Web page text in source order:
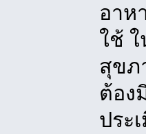
อาห
ใช้
สุขภ
ต้อง
ประ